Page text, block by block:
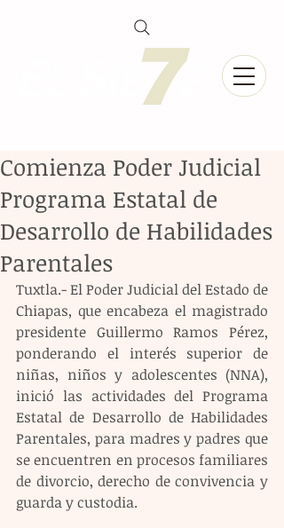
Comienza Poder Judicial
Programa Estatal de
Desarrollo de Habilidades
Parentales
Tuxtla.- El Poder Judicial del Estado de
Chiapas, que encabeza el magistrado
presidente Guillermo Ramos Pérez,
ponderando el interés superior de
niñas, niños y adolescentes (NNA),
inició las actividades del Programa
Estatal de Desarrollo de Habilidades
Parentales, para madres y padres que
se encuentren en procesos familiares
de divorcio, derecho de convivencia y
guarda y custodia.